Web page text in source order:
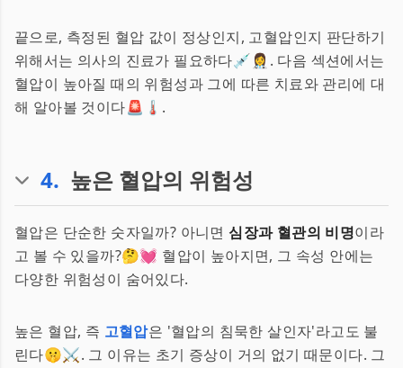
끝으로, 측정된 혈압 값이 정상인지, 고혈압인지 판단하기
위해서는 의사의 진료가 필요하다💉👩‍⚕️. 다음 섹션에서는
혈압이 높아질 때의 위험성과 그에 따른 치료와 관리에 대
해 알아볼 것이다🚨🌡️.
4. 높은 혈압의 위험성
혈압은 단순한 숫자일까? 아니면 심장과 혈관의 비명이라
고 볼 수 있을까?🤔💓 혈압이 높아지면, 그 속성 안에는
다양한 위험성이 숨어있다.
높은 혈압, 즉 고혈압은 '혈압의 침묵한 살인자'라고도 불
린다🤫⚔️. 그 이유는 초기 증상이 거의 없기 때문이다. 그